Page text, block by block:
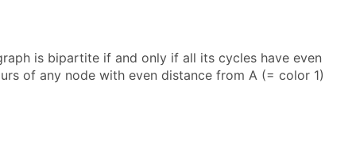
is bipartite if and only if all its cycles have even
of any node with even distance from A (= color 1)